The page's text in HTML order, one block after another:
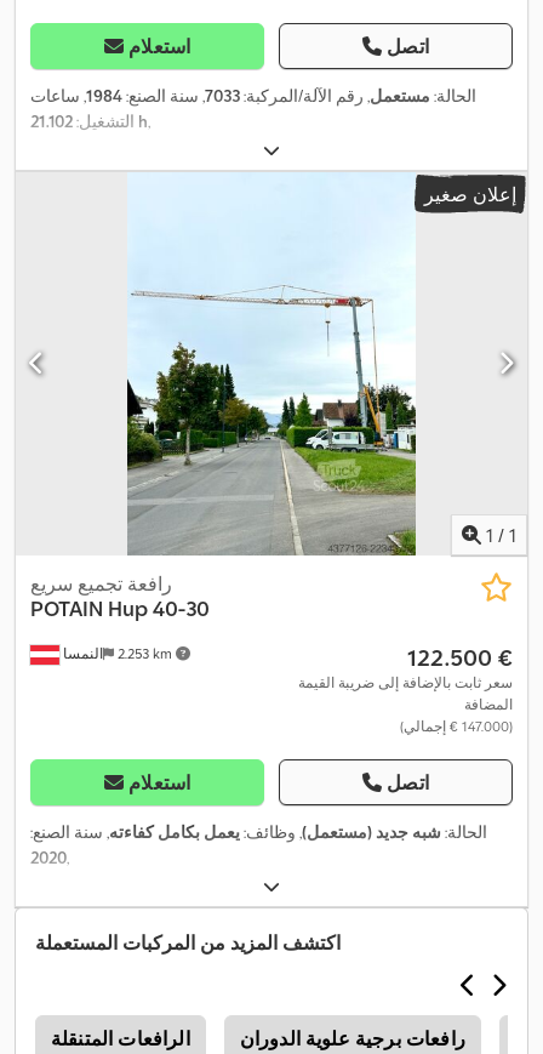
استعلام اتصل
الحالة: مستعمل, رقم الآلة/المركبة:7033, سنة الصنع:1984, ساعات
التشغيل: 21.102 h
إعلان صغير
1 / 1
النمسا 2.253 km
رافعة تجميع سريع
POTAIN Hup 40-30
‏122.500 €
سعر ثابت بالإضافة إلى ضريبة القيمة
المضافة
(‏147.000 € إجمالي)
استعلام اتصل
الحالة: شبه جديد (مستعمل), وظائف:يعمل بكامل كفاءته, سنة الصنع:
2020,
اكتشف المزيد من المركبات المستعملة
الرافعات المتنقلة رافعات برجية علوية الدوران